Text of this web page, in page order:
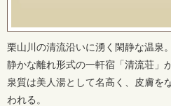
栗山川の清流沿いに湧く閑静な温泉。
静かな離れ形式の一軒宿「清流荘」
泉質は美人湯として名高く、皮膚を
われる。